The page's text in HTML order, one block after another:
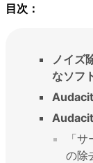
目次：
ノイズ
なソフ
「
の除